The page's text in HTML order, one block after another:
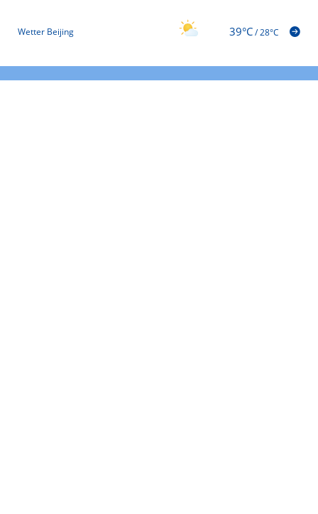
Wetter Beijing 39°C/28°C